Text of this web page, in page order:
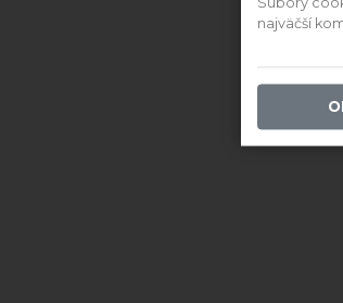
Súbory
najväčší